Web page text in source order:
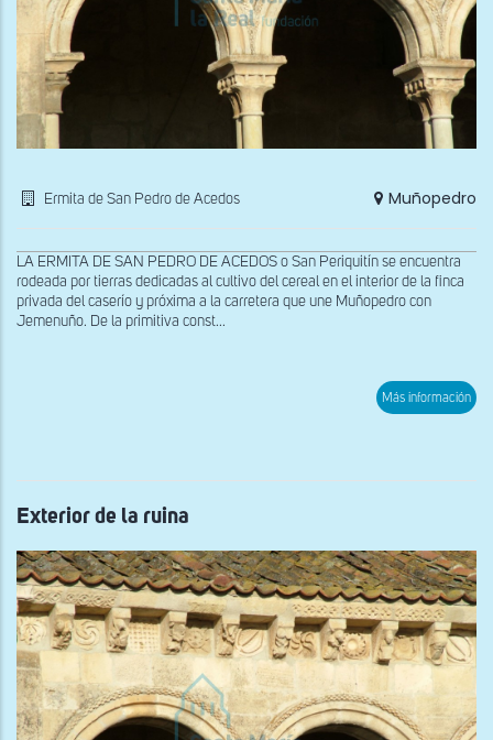
Ermita de San Pedro de Acedos Muñopedro
LA ERMITA DE SAN PEDRO DE ACEDOS o San Periquitín se encuentra
rodeada por tierras dedicadas al cultivo del cereal en el interior de la finca
privada del caserío y próxima a la carretera que une Muñopedro con
Jemenuño. De la primitiva const...
Más información
Exterior de la ruina